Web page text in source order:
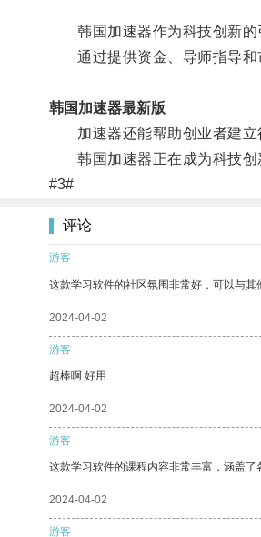
韩国加速器作为科技创新的
通过提供资金、导师指导和
韩国加速器最新版
加速器还能帮助创业者建立
韩国加速器正在成为科技创
#3#
评论
游客
这款学习软件的社区氛围非常好，可以与其
2024-04-02
游客
超棒啊 好用
2024-04-02
游客
这款学习软件的课程内容非常丰富，涵盖了
2024-04-02
游客